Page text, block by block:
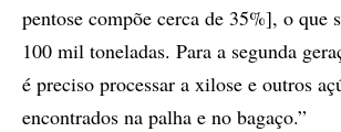
pentose compõe cerca de 35%], o que
100 mil toneladas. Para a segunda
é preciso processar a xilose e outros
encontrados na palha e no bagaço.”